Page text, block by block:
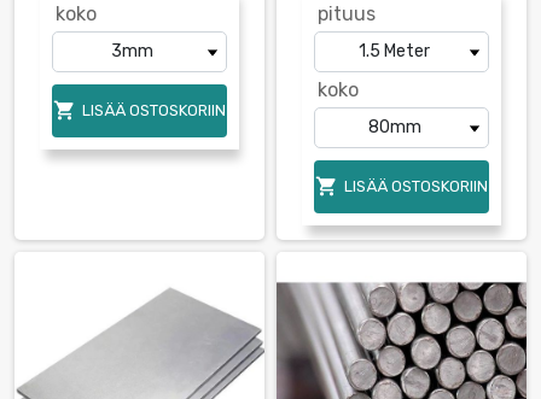
koko
 LISÄÄ OSTOSKORIIN
pituus
koko
 LISÄÄ OSTOSKORIIN